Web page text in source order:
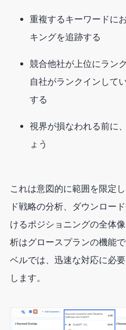
重複するキーワードに
キングを追跡する
競合他社が上位にラン
自社がランクインして
する
視界が損なわれる前に
ょう
これは意図的に範囲を限定
ド戦略の分析、ダウンロー
けるポジショニングの全体
析はグロースプランの機能
ベルでは、迅速な対応に必
します。